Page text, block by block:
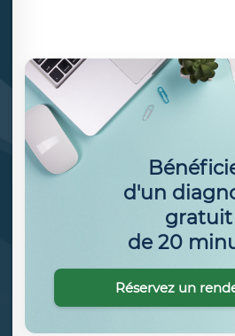
d'un
gratuit
de 20
Réservez un